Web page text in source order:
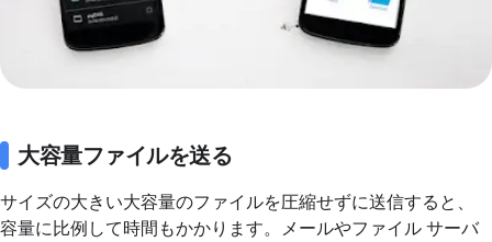
大容量ファイルを送る
サイズの大きい大容量のファイルを圧縮せずに送信すると、
容量に比例して時間もかかります。メールやファイル サーバ